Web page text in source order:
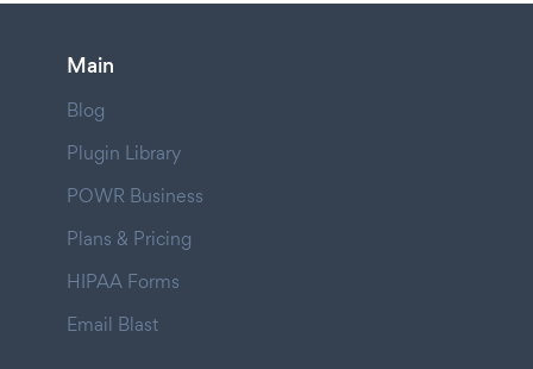
Main
Blog
Plugin Library
POWR Business
Plans & Pricing
HIPAA Forms
Email Blast